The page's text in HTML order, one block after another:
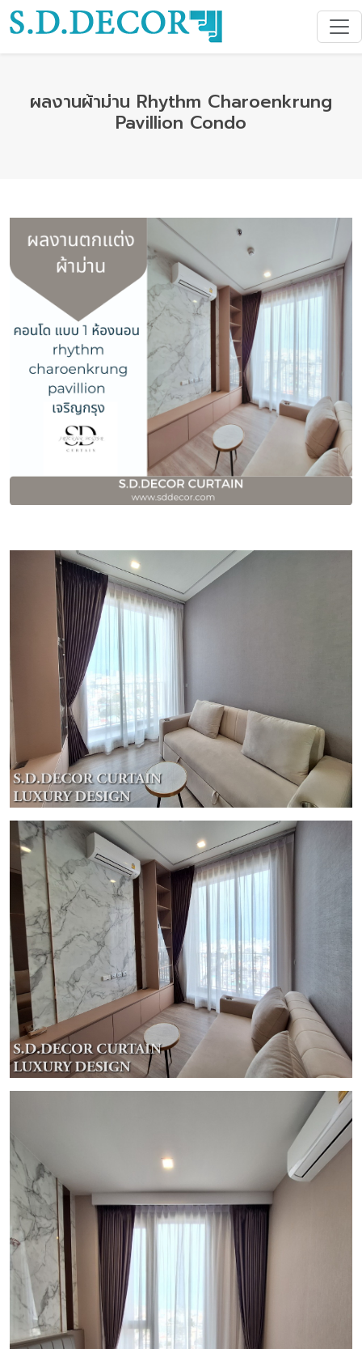
ผลงานผ้าม่าน Rhythm Charoenkrung
Pavillion Condo